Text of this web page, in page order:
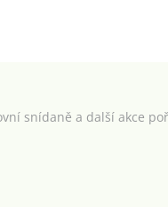
snídaně a další akce